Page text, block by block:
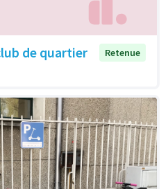
de quartier
Retenue